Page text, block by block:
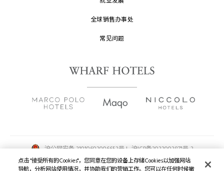
全球销售办事处
常见问题
沪公网安备 31010602006653号 | 沪ICP备2022002871号-2
版权及原稿 2026 © 九龙仓酒店保留一切权利。
点击 "接受所有的Cookies"，您同意在您的设备上存储Cookies以加强网站